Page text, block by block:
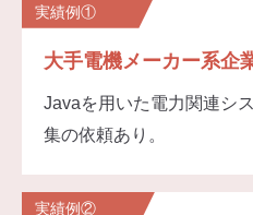
実績例①
大手電機メーカー系企
Javaを用いた電力関連シ
集の依頼あり。
実績例②